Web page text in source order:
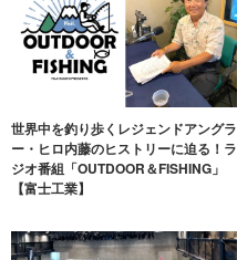
世界中を釣り歩くレジェンドアングラ
ー・ヒロ内藤のヒストリーに迫る！ラ
ジオ番組「OUTDOOR＆FISHING」
【富士工業】